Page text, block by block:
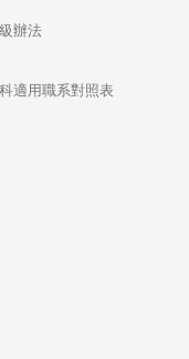
辦法
適用職系對照表